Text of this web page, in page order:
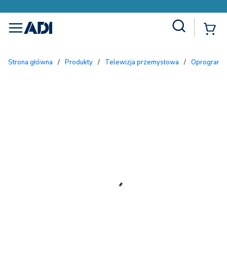
menu
Strona główna / Produkty / Telewizja przemysłowa /